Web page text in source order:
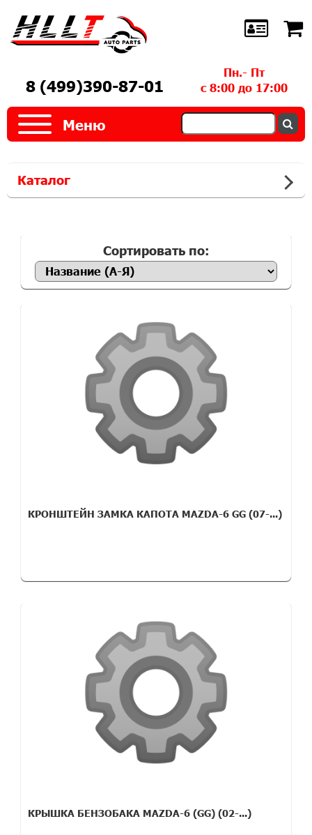
8 (499)390-87-01
Пн.- Пт
с 8:00 до 17:00
Меню
Каталог
Сортировать по:
КРОНШТЕЙН ЗАМКА КАПОТА MAZDA-6 GG (07-...)
КРЫШКА БЕНЗОБАКА MAZDA-6 (GG) (02-...)